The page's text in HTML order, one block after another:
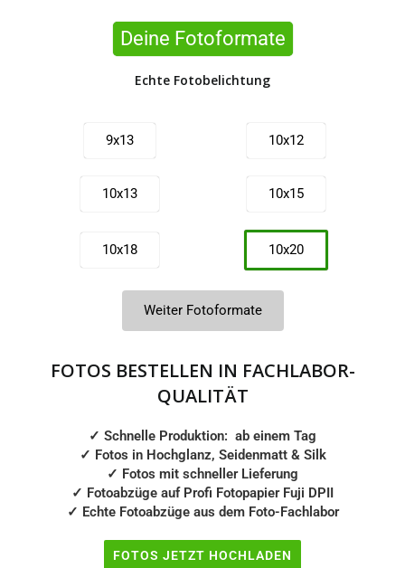
Deine Fotoformate
Echte Fotobelichtung
9x13 10x12
10x13 10x15
10x18 10x20
13x23
13x38 15x15
Weiter Fotoformate
FOTOS BESTELLEN IN FACHLABOR-
QUALITÄT
✓ Schnelle Produktion: ab einem Tag
✓ Fotos in Hochglanz, Seidenmatt & Silk
✓ Fotos mit schneller Lieferung
✓ Fotoabzüge auf Profi Fotopapier Fuji DPII
✓ Echte Fotoabzüge aus dem Foto-Fachlabor
FOTOS JETZT HOCHLADEN